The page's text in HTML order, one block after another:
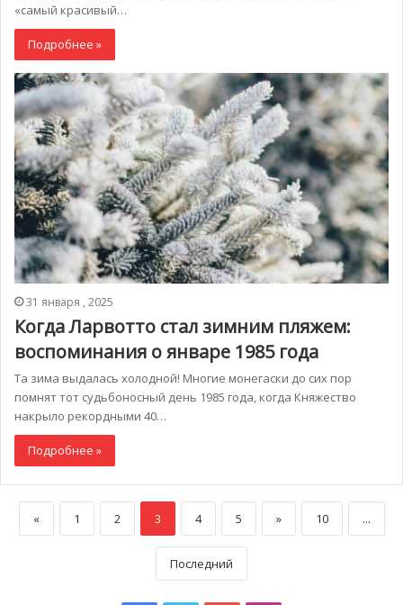
«самый красивый…
Подробнее »
31 января , 2025
Когда Ларвотто стал зимним пляжем:
воспоминания о январе 1985 года
Та зима выдалась холодной! Многие монегаски до сих пор
помнят тот судьбоносный день 1985 года, когда Княжество
накрыло рекордными 40…
Подробнее »
« 1 2 3 4 5 » 10 ...
Последний